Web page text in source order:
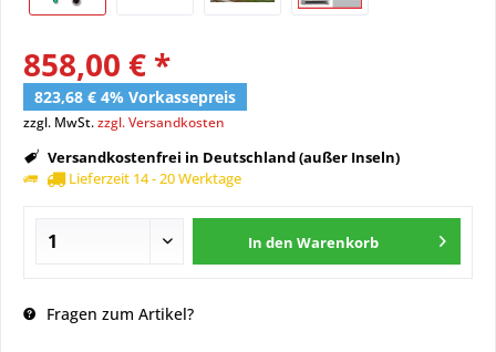
858,00 € *
823,68 € 4% Vorkassepreis
zzgl. MwSt.zzgl. Versandkosten
Versandkostenfrei in Deutschland (außer Inseln)
Lieferzeit 14 - 20 Werktage
In den Warenkorb
Fragen zum Artikel?